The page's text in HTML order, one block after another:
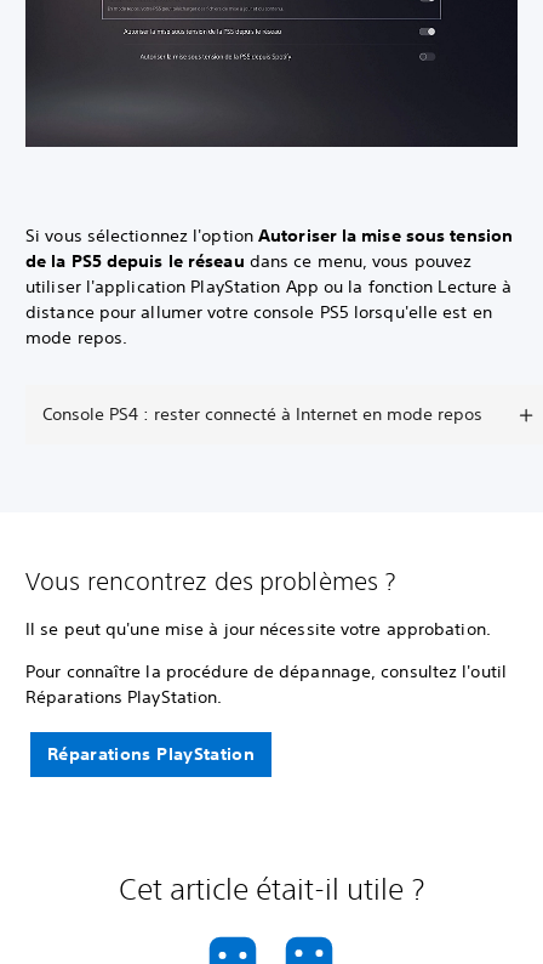
Si vous sélectionnez l'option Autoriser la mise sous tension
de la PS5 depuis le réseau dans ce menu, vous pouvez
utiliser l'application PlayStation App ou la fonction Lecture à
distance pour allumer votre console PS5 lorsqu'elle est en
mode repos.
Console PS4 : rester connecté à Internet en mode repos
Vous rencontrez des problèmes ?
Il se peut qu'une mise à jour nécessite votre approbation.
Pour connaître la procédure de dépannage, consultez l'outil
Réparations PlayStation.
Réparations PlayStation
Cet article était-il utile ?